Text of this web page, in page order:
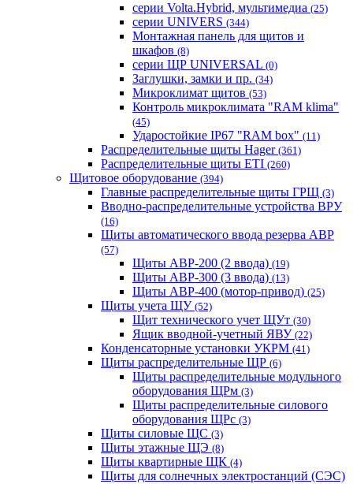
серии Volta.Hybrid, мультимедиа (25)
серии UNIVERS (344)
Монтажная панель для щитов и
шкафов (8)
серии ЩР UNIVERSAL (0)
Заглушки, замки и пр. (34)
Микроклимат щитов (53)
Контроль микроклимата "RAM klima"
(45)
Ударостойкие IP67 "RAM box" (11)
Распределительные щиты Hager (361)
Распределительные щиты ETI (260)
Щитовое оборудование (394)
Главные распределительные щиты ГРЩ (3)
Вводно-распределительные устройства ВРУ
(16)
Щиты автоматического ввода резерва АВР
(57)
Щиты АВР-200 (2 ввода) (19)
Щиты АВР-300 (3 ввода) (13)
Щиты АВР-400 (мотор-привод) (25)
Щиты учета ЩУ (52)
Щит технического учет ЩУт (30)
Ящик вводной-учетный ЯВУ (22)
Конденсаторные установки УКРМ (41)
Щиты распределительные ЩР (6)
Щиты распределительные модульного
оборудования ЩРм (3)
Щиты распределительные силового
оборудования ЩРс (3)
Щиты силовые ЩС (3)
Щиты этажные ЩЭ (8)
Щиты квартирные ЩК (4)
Щиты для солнечных электростанций (СЭС)